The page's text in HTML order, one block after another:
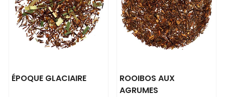
ÉPOQUE GLACIAIRE
ROOIBOS AUX
AGRUMES